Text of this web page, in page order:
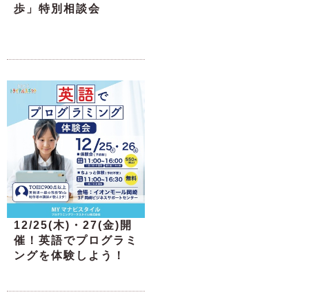
歩」特別相談会
12/25(木)・27(金)開
催！英語でプログラミ
ングを体験しよう！